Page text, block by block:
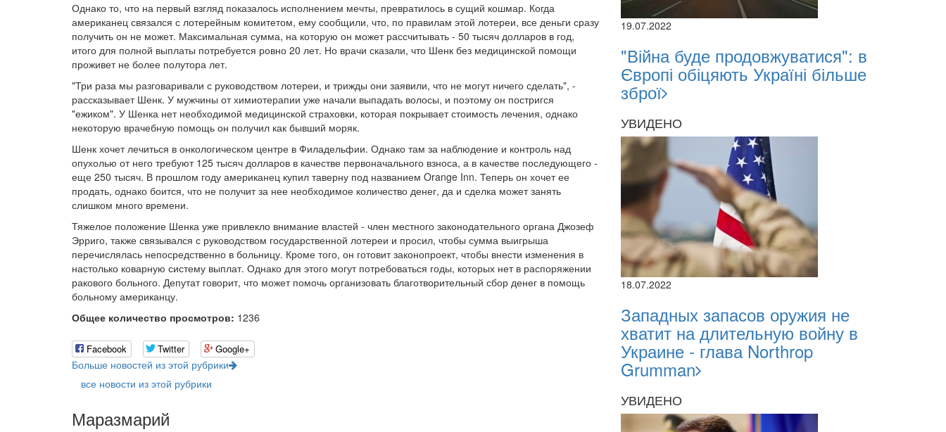
Однако то, что на первый взгляд показалось исполнением мечты, превратилось в сущий кошмар. Когда
американец связался с лотерейным комитетом, ему сообщили, что, по правилам этой лотереи, все деньги сразу
получить он не может. Максимальная сумма, на которую он может рассчитывать - 50 тысяч долларов в год,
итого для полной выплаты потребуется ровно 20 лет. Но врачи сказали, что Шенк без медицинской помощи
проживет не более полутора лет.
"Три раза мы разговаривали с руководством лотереи, и трижды они заявили, что не могут ничего сделать", -
рассказывает Шенк. У мужчины от химиотерапии уже начали выпадать волосы, и поэтому он постригся
"ежиком". У Шенка нет необходимой медицинской страховки, которая покрывает стоимость лечения, однако
некоторую врачебную помощь он получил как бывший моряк.
Шенк хочет лечиться в онкологическом центре в Филадельфии. Однако там за наблюдение и контроль над
опухолью от него требуют 125 тысяч долларов в качестве первоначального взноса, а в качестве последующего -
еще 250 тысяч. В прошлом году американец купил таверну под названием Orange Inn. Теперь он хочет ее
продать, однако боится, что не получит за нее необходимое количество денег, да и сделка может занять
слишком много времени.
Тяжелое положение Шенка уже привлекло внимание властей - член местного законодательного органа Джозеф
Эрриго, также связывался с руководством государственной лотереи и просил, чтобы сумма выигрыша
перечислялась непосредственно в больницу. Кроме того, он готовит законопроект, чтобы внести изменения в
настолько коварную систему выплат. Однако для этого могут потребоваться годы, которых нет в распоряжении
ракового больного. Депутат говорит, что может помочь организовать благотворительный сбор денег в помощь
больному американцу.
Общее количество просмотров: 1236
Facebook Twitter Google+
Больше новостей из этой рубрики
все новости из этой рубрики
Маразмарий
19.07.2022
"Війна буде продовжуватися": в
Європі обіцяють Україні більше
зброї
УВИДЕНО
18.07.2022
Западных запасов оружия не
хватит на длительную войну в
Украине - глава Northrop
Grumman
УВИДЕНО